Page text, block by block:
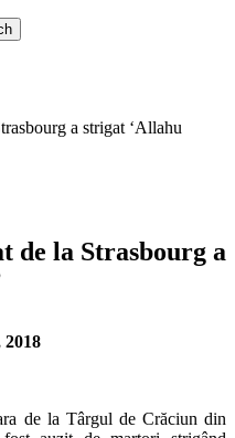
a strigat ‘Allahu
de la Strasbourg a
2018
de la Târgul de Crăciun din